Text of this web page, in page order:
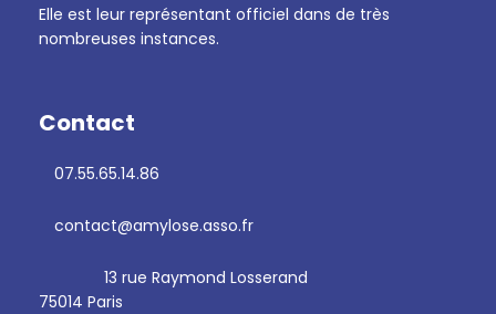
Elle est leur représentant officiel dans de très
nombreuses instances.
Contact
07.55.65.14.86
contact@amylose.asso.fr
13 rue Raymond Losserand
75014 Paris